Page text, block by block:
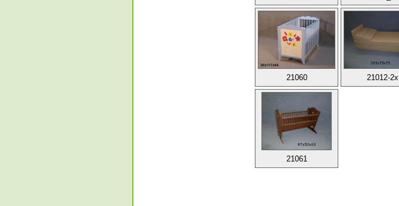
21060 21012-2x
21061